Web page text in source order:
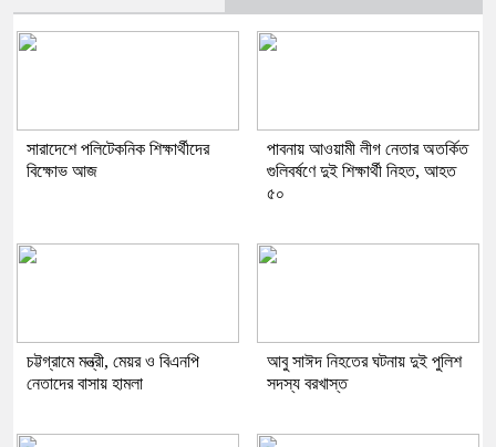
সারাদেশে পলিটেকনিক শিক্ষার্থীদের
বিক্ষোভ আজ
পাবনায় আওয়ামী লীগ নেতার অতর্কিত
গুলিবর্ষণে দুই শিক্ষার্থী নিহত, আহত
৫০
চট্টগ্রামে মন্ত্রী, মেয়র ও বিএনপি
নেতাদের বাসায় হামলা
আবু সাঈদ নিহতের ঘটনায় দুই পুলিশ
সদস্য বরখাস্ত